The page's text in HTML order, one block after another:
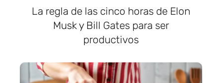
La regla de las cinco horas de Elon
Musk y Bill Gates para ser
productivos